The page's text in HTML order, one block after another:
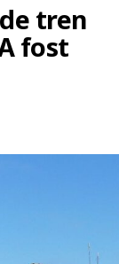
tren
fost